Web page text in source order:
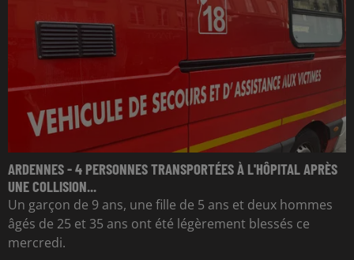
ARDENNES - 4 PERSONNES TRANSPORTÉES À L'HÔPITAL APRÈS
UNE COLLISION...
Un garçon de 9 ans, une fille de 5 ans et deux hommes
âgés de 25 et 35 ans ont été légèrement blessés ce
mercredi.